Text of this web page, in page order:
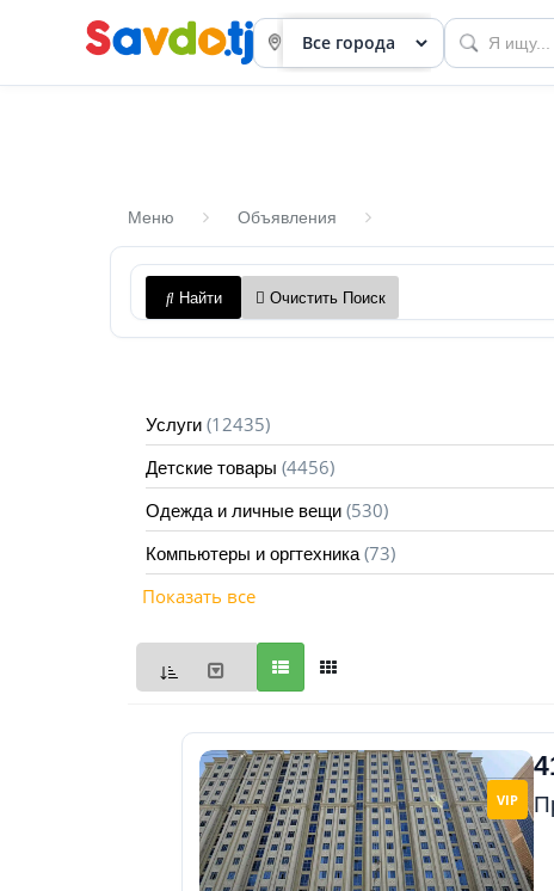
приборов
объявления
Меню Объявления
Найти Очистить Поиск
Услуги (12435)
Детские товары (4456)
Одежда и личные вещи (530)
Компьютеры и оргтехника (73)
Показать все
VIP